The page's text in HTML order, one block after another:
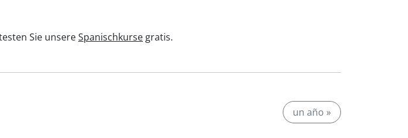
Sie unsereSpanischkurse gratis.
un año »